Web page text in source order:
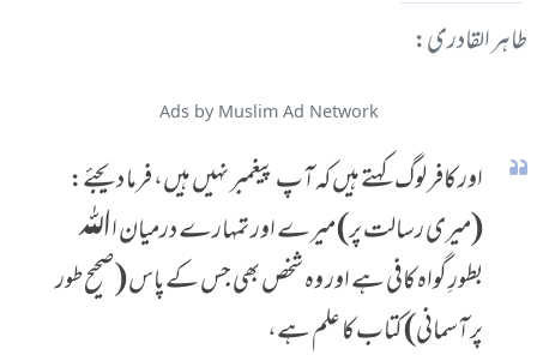
طاہر القادری:
Ads by Muslim Ad Network
اور کافر لوگ کہتے ہیں کہ آپ پیغمبر نہیں ہیں، فرما دیجئے:
(میری رسالت پر) میرے اور تمہارے درمیان اﷲ
بطورِ گواہ کافی ہے اور وہ شخص بھی جس کے پاس (صحیح طور
پر آسمانی) کتاب کا علم ہے،